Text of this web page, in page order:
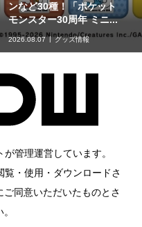
始！ 高知県にて「N響メ
ンバーによるポケモン...
2026.08.07 イベント情報
管理運営しています。
・使用・ダウンロードさ
同意いただいたものとさ